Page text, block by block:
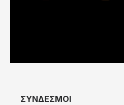
ΣΥΝΔΕΣΜΟΙ